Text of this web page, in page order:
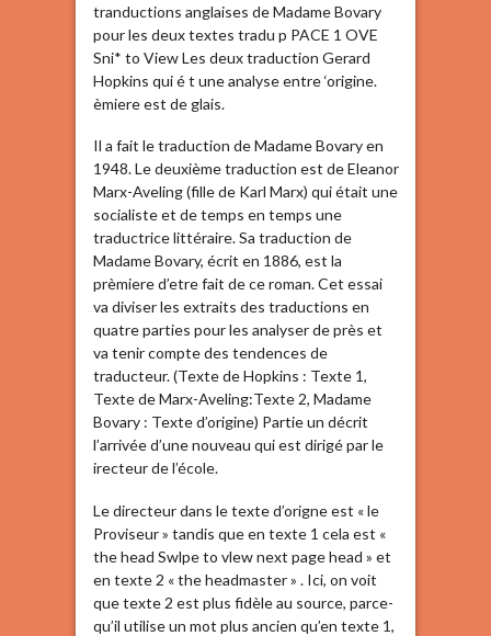
tranductions anglaises de Madame Bovary
pour les deux textes tradu p PACE 1 OVE
Sni* to View Les deux traduction Gerard
Hopkins qui é t une analyse entre ‘origine.
èmiere est de glais.
Il a fait le traduction de Madame Bovary en
1948. Le deuxième traduction est de Eleanor
Marx-Aveling (fille de Karl Marx) qui était une
socialiste et de temps en temps une
traductrice littéraire. Sa traduction de
Madame Bovary, écrit en 1886, est la
prèmiere d’etre fait de ce roman. Cet essai
va diviser les extraits des traductions en
quatre parties pour les analyser de près et
va tenir compte des tendences de
traducteur. (Texte de Hopkins : Texte 1,
Texte de Marx-Aveling:Texte 2, Madame
Bovary : Texte d’origine) Partie un décrit
l’arrivée d’une nouveau qui est dirigé par le
irecteur de l’école.
Le directeur dans le texte d’origne est « le
Proviseur » tandis que en texte 1 cela est «
the head Swlpe to vlew next page head » et
en texte 2 « the headmaster » . Ici, on voit
que texte 2 est plus fidèle au source, parce-
qu’il utilise un mot plus ancien qu’en texte 1,